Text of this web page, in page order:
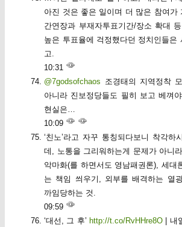
아진 것은 좋은 일이며 더 많은 참여가
간연장과 부재자투표기간/장소 확대
높은 투표율에 걱정했다던 정치인들은
고.
10:31
@7godsofchaos 조경태의 지역정착
아니라 진보정당들도 필히 보고 베껴
현실은…
10:09
‘친노’라고 자꾸 통칭되다보니 착각하
데, 노통을 그리워하는게 문제가 아니
악마화(를 하면서도 영남패권론), 세대
는 책임 씌우기, 외부를 배격하는 열
까임당하는 것.
09:59
‘대선, 그 후’ http://t.co/RvHHre8O | 내